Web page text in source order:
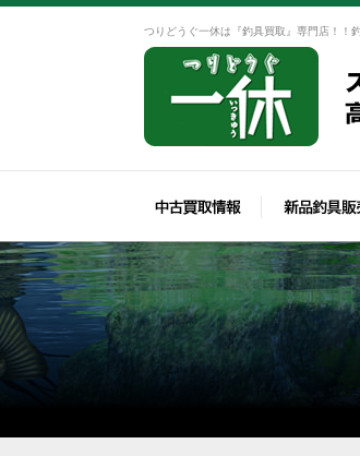
つりどうぐ一休は『釣具買取』専門店！！